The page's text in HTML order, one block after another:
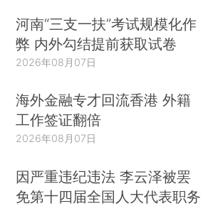
河南“三支一扶”考试规模化作
弊 内外勾结提前获取试卷
2026年08月07日
海外金融专才回流香港 外籍
工作签证翻倍
2026年08月07日
因严重违纪违法 李云泽被罢
免第十四届全国人大代表职务